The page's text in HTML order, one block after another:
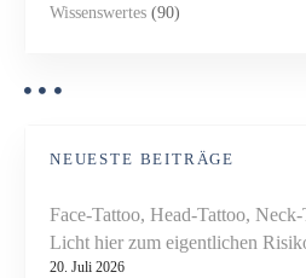
Wissenswertes (90)
NEUESTE BEITRÄGE
Face-Tattoo, Head-Tattoo,
Licht hier zum eigentlichen
20. Juli 2026